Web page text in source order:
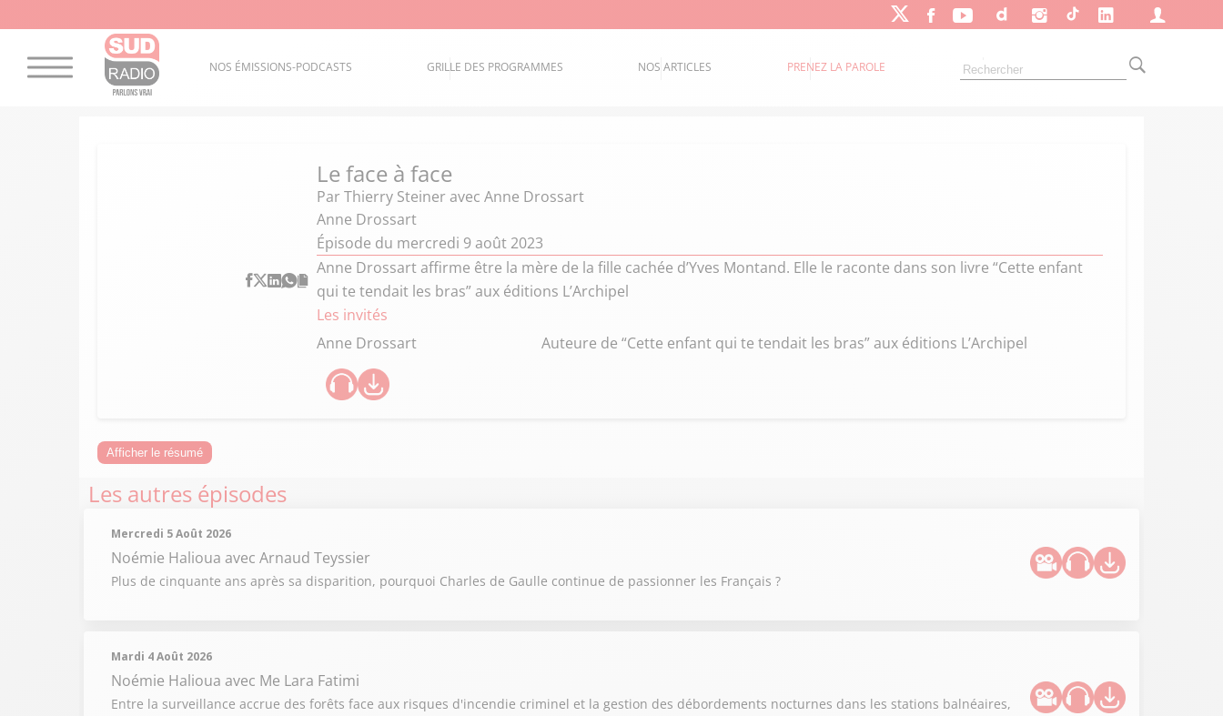
NOS ÉMISSIONS-PODCASTS GRILLE DES PROGRAMMES NOS ARTICLES PRENEZ LA PAROLE
Le face à face
Par Thierry Steiner avec Anne Drossart
Anne Drossart
Épisode du mercredi 9 août 2023
Anne Drossart affirme être la mère de la fille cachée d’Yves Montand. Elle le raconte dans son livre “Cette enfant
qui te tendait les bras” aux éditions L’Archipel
Les invités
Anne Drossart
Auteure de “Cette enfant qui te tendait les bras” aux éditions L’Archipel
Afficher le résumé
Les autres épisodes
Mercredi 5 Août 2026
Noémie Halioua avec Arnaud Teyssier
Plus de cinquante ans après sa disparition, pourquoi Charles de Gaulle continue de passionner les Français ?
Mardi 4 Août 2026
Noémie Halioua avec Me Lara Fatimi
Entre la surveillance accrue des forêts face aux risques d'incendie criminel et la gestion des débordements nocturnes dans les stations balnéaires,